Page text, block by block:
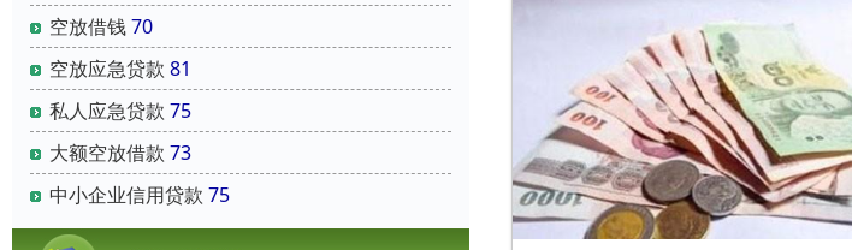
空放借钱70
空放应急贷款 81
私人应急贷款 75
大额空放借款 73
中小企业信用贷款 75